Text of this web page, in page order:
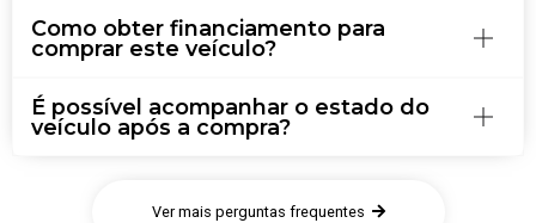
Como obter financiamento para
comprar este veículo?
É possível acompanhar o estado do
veículo após a compra?
Ver mais perguntas frequentes